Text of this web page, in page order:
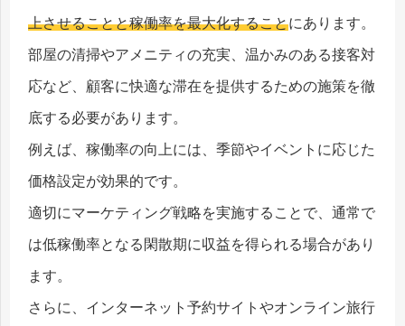
上させることと稼働率を最大化することにあります。
部屋の清掃やアメニティの充実、温かみのある接客対
応など、顧客に快適な滞在を提供するための施策を徹
底する必要があります。
例えば、稼働率の向上には、季節やイベントに応じた
価格設定が効果的です。
適切にマーケティング戦略を実施することで、通常で
は低稼働率となる閑散期に収益を得られる場合があり
ます。
さらに、インターネット予約サイトやオンライン旅行